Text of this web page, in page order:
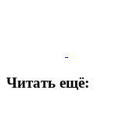
Читать ещё: